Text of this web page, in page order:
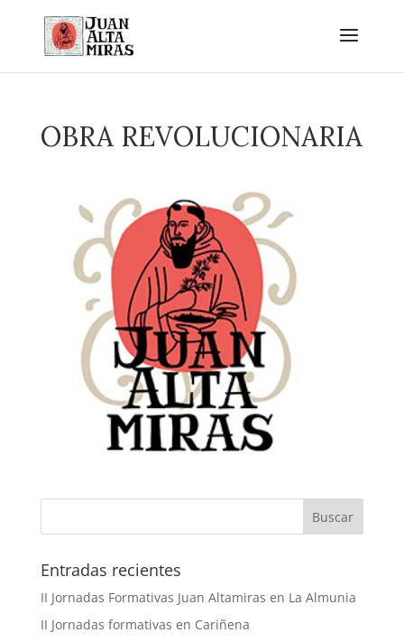
OBRA REVOLUCIONARIA
Buscar
Entradas recientes
II Jornadas Formativas Juan Altamiras en La Almunia
II Jornadas formativas en Cariñena